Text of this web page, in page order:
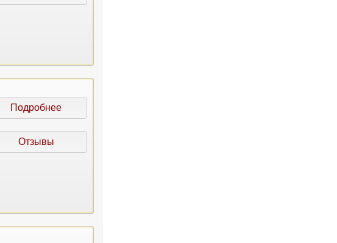
Подробнее
Отзывы